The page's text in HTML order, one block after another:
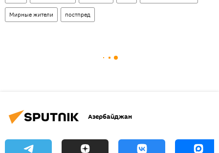
Мирные жители постпред
Азербайджан